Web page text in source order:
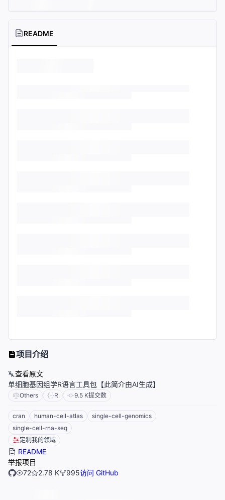
README
项目介绍
查看原文
单细胞基因组学R语言工具包【此简介由AI生成】
Others R 9.5 K提交数
cran human-cell-atlas
single-cell-genomics
single-cell-rna-seq
定制我的领域
README
举报项目
72
2.78 K 995访问 GitHub